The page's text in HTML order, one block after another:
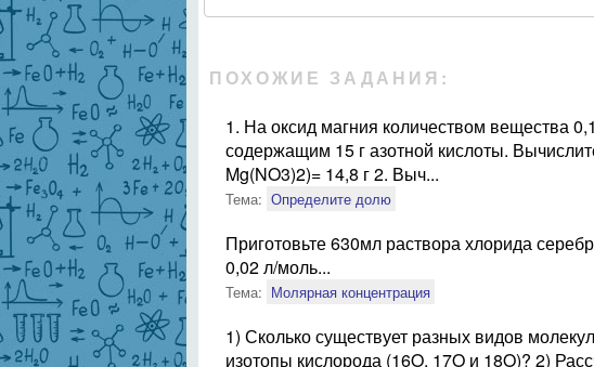
ПОХОЖИЕ ЗАДАНИЯ:
1. На оксид магния количеством вещества
содержащим 15 г азотной кислоты.
Mg(NO3)2)= 14,8 г 2. Выч...
Тема: Определите долю
Приготовьте 630мл раствора хлорида
0,02 л/моль...
Тема: Молярная концентрация
1) Сколько существует разных видов
изотопы кислорода (16O, 17O и 18O)? 2)